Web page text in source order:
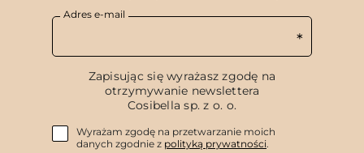
Adres e-mail
Zapisując się wyrażasz zgodę na
otrzymywanie newslettera
Cosibella sp. z o. o.
Wyrażam zgodę na przetwarzanie moich
danych zgodnie z polityką prywatności.